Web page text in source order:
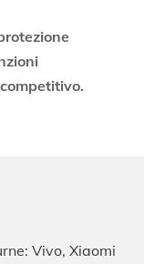
Vivo, Xiaomi